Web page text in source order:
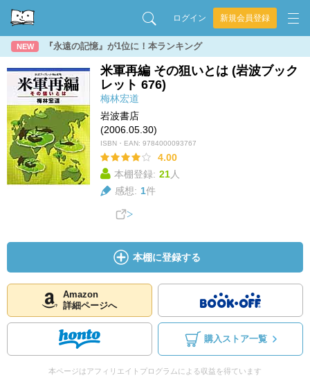
ログイン 新規会員登録
NEW 『永遠の記憶』が1位に！本ランキング
米軍再編 その狙いとは (岩波ブック
レット 676)
梅林宏道
岩波書店
(2006.05.30)
ISBN・EAN: 9784000093767
4.00
本棚登録: 21人
感想: 1件
本棚に登録する
Amazon
詳細ページへ
購入ストア一覧
本ページはアフィリエイトプログラムによる収益を得ています